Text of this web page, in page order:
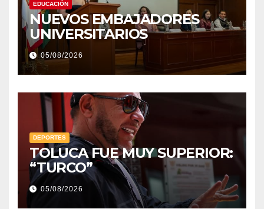
EDUCACIÓN
NUEVOS EMBAJADORES
UNIVERSITARIOS
05/08/2026
DEPORTES
TOLUCA FUE MUY SUPERIOR:
“TURCO”
05/08/2026